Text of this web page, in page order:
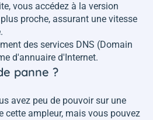
vous accédez à la version
proche, assurant une vitesse
des services DNS (Domain
d'annuaire d'Internet.
panne ?
avez peu de pouvoir sur une
cette ampleur, mais vous pouvez